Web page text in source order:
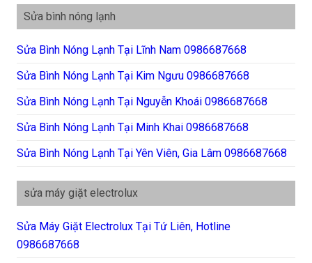
Sửa bình nóng lạnh
Sửa Bình Nóng Lạnh Tại Lĩnh Nam 0986687668
Sửa Bình Nóng Lạnh Tại Kim Ngưu 0986687668
Sửa Bình Nóng Lạnh Tại Nguyễn Khoái 0986687668
Sửa Bình Nóng Lạnh Tại Minh Khai 0986687668
Sửa Bình Nóng Lạnh Tại Yên Viên, Gia Lâm 0986687668
sửa máy giặt electrolux
Sửa Máy Giặt Electrolux Tại Tứ Liên, Hotline
0986687668